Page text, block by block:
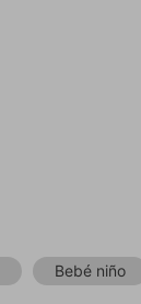
Bebé niño